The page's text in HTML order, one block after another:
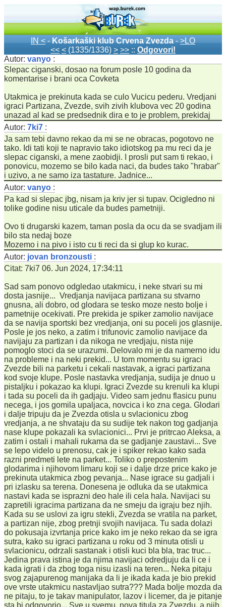
IN < - Košarkaški klub Crvena Zvezda - >LO
<< < (1335/1336) > >> :: Odgovori!
Autor: vanyo :
Slepac ciganski, dosao na forum posle 10 godina da
komentarise i brani oca Covketa
Utakmica je prekinuta kada se culo Vucicu pederu. Vredjani
igraci Partizana, Zvezde, svih zivih klubova vec 20 godina
unazad al kad se predsednik dira e to je problem, prekidaj
Autor: 7ki7 :
Ja sam tebi davno rekao da mi se ne obracas, pogotovo ne
tako. Idi tati koji te napravio tako idiotskog pa mu reci da je
slepac ciganski, a mene zaobidji. I prosli put sam ti rekao, i
ponovicu, mozemo se bilo kada naci, da budes tako "hrabar"
i uzivo, a ne samo iza tastature. Jadnice...
Autor: vanyo :
Pa kad si slepac jbg, nisam ja kriv jer si tupav. Ocigledno ni
tolike godine nisu uticale da budes pametniji.
Ovo ti drugarski kazem, taman posla da ocu da se svadjam ili
bilo sta nedaj boze
Mozemo i na pivo i isto cu ti reci da si glup ko kurac.
Autor: jovan bronzousti :
Citat: 7ki7 06. Jun 2024, 17:34:11
Sad sam ponovo odgledao utakmicu, i neke stvari su mi
dosta jasnije... Vredjanja navijaca partizana su stvarno
gnusna, ali dobro, od glodara se tesko moze nesto bolje i
pametnije ocekivati. Pre prekida je spiker zamolio navijace
da se navija sportski bez vredjanja, oni su poceli jos glasnije.
Posle je jos neko, a zatim i trifunovic zamolio navijace da
navijaju za partizan i da nikoga ne vredjaju, nista nije
pomoglo stoci da se urazumi. Delovalo mi je da namerno idu
na probleme i na neki prekid... U tom momentu su igraci
Zvezde bili na parketu i cekali nastavak, a igraci partizana
kod svoje klupe. Posle nastavka vredjanja, sudija je dnuo u
pistaljku i pokazao ka klupi. Igraci Zvezde su krenuli ka klupi
i tada su poceli da ih gadjaju. Video sam jednu flasicu punu
necega, i jos gomila upaljaca, novcica i ko zna cega. Glodari
i dalje tripuju da je Zvezda otisla u svlacionicu zbog
vredjanja, a ne shvataju da su sudije tek nakon tog gadjanja
nase klupe pokazali ka svlacionici... Prvi je pritrcao Aleksa, a
zatim i ostali i mahali rukama da se gadjanje zaustavi... Sve
se lepo videlo u prenosu, cak je i spiker rekao kako sada
razni predmeti lete na parket... Toliko o prepostenim
glodarima i njihovom limaru koji se i dalje drze price kako je
prekinuta utakmica zbog pevanja... Nase igrace su gadjali i
pri izlasku sa terena. Donesena je odluka da se utakmica
nastavi kada se isprazni deo hale ili cela hala. Navijaci su
zapretili igracima partizana da ne smeju da igraju bez njih.
Kada su se uslovi za igru stekli, Zvezda se vratila na parket,
a partizan nije, zbog pretnji svojih navijaca. Tu sada dolazi
do pokusaja izvrtanja price kako im je neko rekao da se igra
sutra, kako su igraci partizana u roku od 3 minuta otisli u
svlacionicu, odrzali sastanak i otisli kuci bla bla, trac truc...
Jedina prava istina je da njima navijaci odredjuju da li ce i
kada igrati i da zbog toga nisu izasli na teren... Neka pitaju
svog zajapurenog manijaka da li je ikada kada je bio prekid
ove vrste utakmicu nastavljao sutra??? Mada bolje mozda da
ne pitaju, to je takav manipulator, lazov i licemer, da je pitanje
sta bi odgovorio... Sve u svemu, nova titula za Zvezdu, a njih